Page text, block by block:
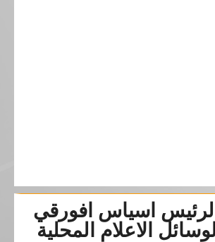
الرئيس اسياس افورقي
لوسائل الاعلام المحلية